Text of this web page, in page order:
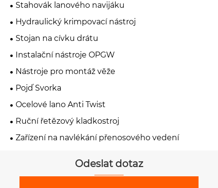
Stahovák lanového navijáku
Hydraulický krimpovací nástroj
Stojan na cívku drátu
Instalační nástroje OPGW
Nástroje pro montáž věže
Pojď Svorka
Ocelové lano Anti Twist
Ruční řetězový kladkostroj
Zařízení na navlékání přenosového vedení
Odeslat dotaz